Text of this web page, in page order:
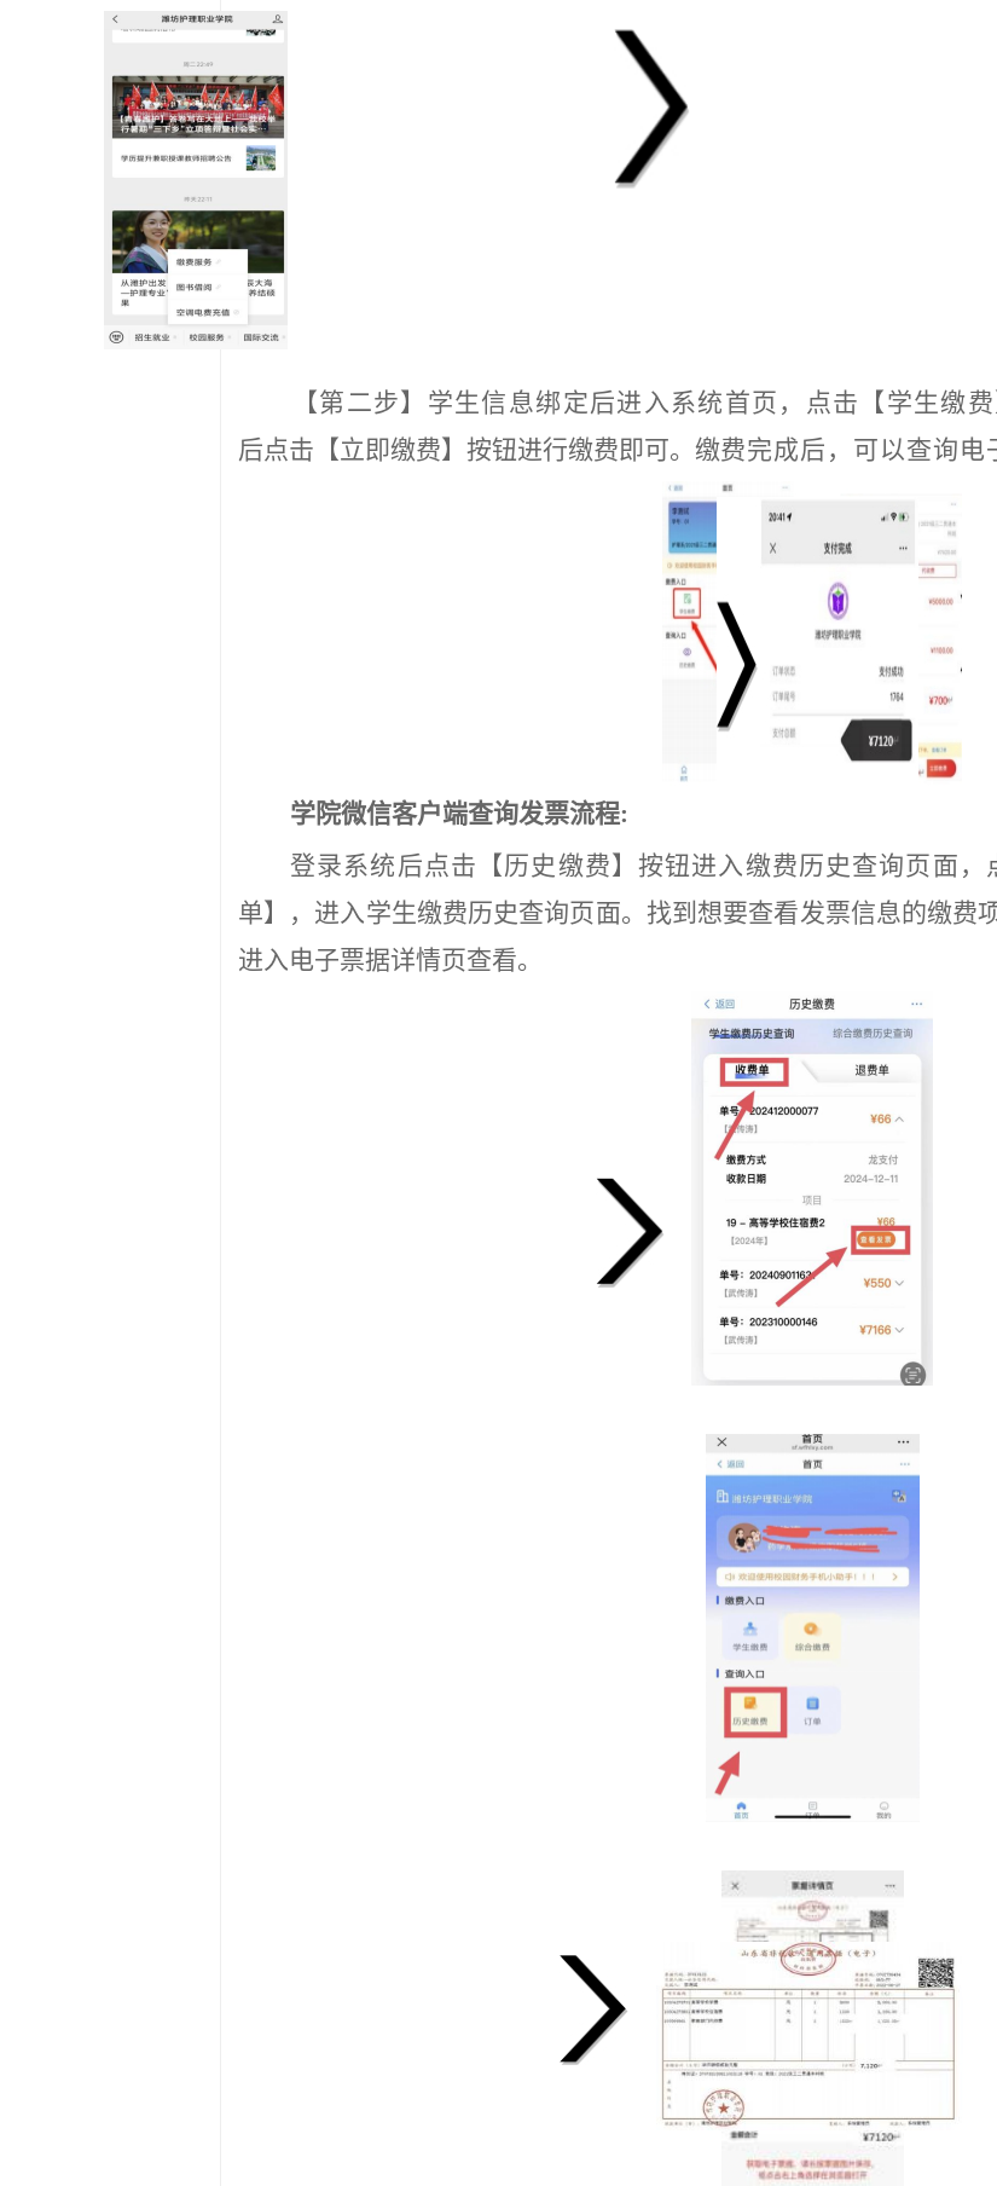
【第二步】学生信息绑定后进入系统首页，点击【学生缴费
后点击【立即缴费】按钮进行缴费即可。缴费完成后，可以查询电
学院微信客户端查询发票流程:
登录系统后点击【历史缴费】按钮进入缴费历史查询页面
单】，进入学生缴费历史查询页面。 找到想要查看发票信息的缴费
进入电子票据详情页查看。